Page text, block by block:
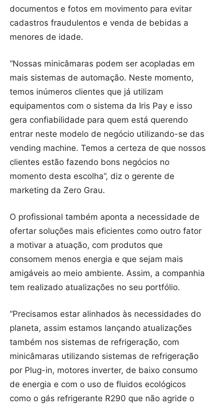
documentos e fotos em movimento para evitar
cadastros fraudulentos e venda de bebidas a
menores de idade.
“Nossas minicâmaras podem ser acopladas em
mais sistemas de automação. Neste momento,
temos inúmeros clientes que já utilizam
equipamentos com o sistema da Iris Pay e isso
gera confiabilidade para quem está querendo
entrar neste modelo de negócio utilizando-se das
vending machine. Temos a certeza de que nossos
clientes estão fazendo bons negócios no
momento desta escolha”, diz o gerente de
marketing da Zero Grau.
O profissional também aponta a necessidade de
ofertar soluções mais eficientes como outro fator
a motivar a atuação, com produtos que
consomem menos energia e que sejam mais
amigáveis ao meio ambiente. Assim, a companhia
tem realizado atualizações no seu portfólio.
“Precisamos estar alinhados às necessidades do
planeta, assim estamos lançando atualizações
também nos sistemas de refrigeração, com
minicâmaras utilizando sistemas de refrigeração
por Plug-in, motores inverter, de baixo consumo
de energia e com o uso de fluidos ecológicos
como o gás refrigerante R290 que não agride o